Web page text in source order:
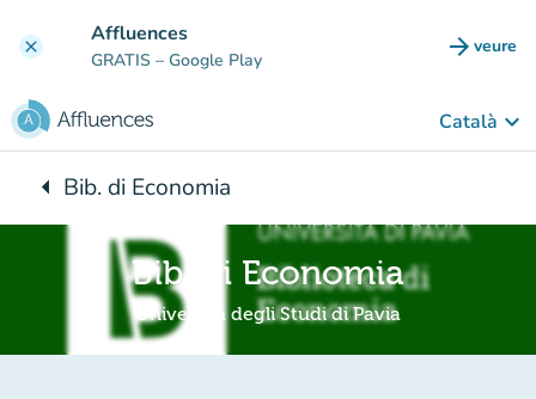
clear Affluences
GRATIS – Google Play arrow_forward veure
(new
Català keyboard_arrow_down
arrow_leftBack to:
Bib. di Economia
Bib. di Economia
Università degli Studi di Pavia